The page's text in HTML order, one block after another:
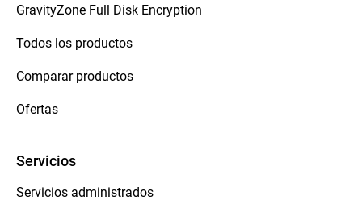
GravityZone Full Disk Encryption
Todos los productos
Comparar productos
Ofertas
Servicios
Servicios administrados